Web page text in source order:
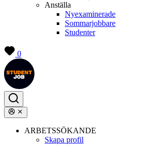
Anställa
Nyexaminerade
Sommarjobbare
Studenter
0
ARBETSSÖKANDE
Skapa profil